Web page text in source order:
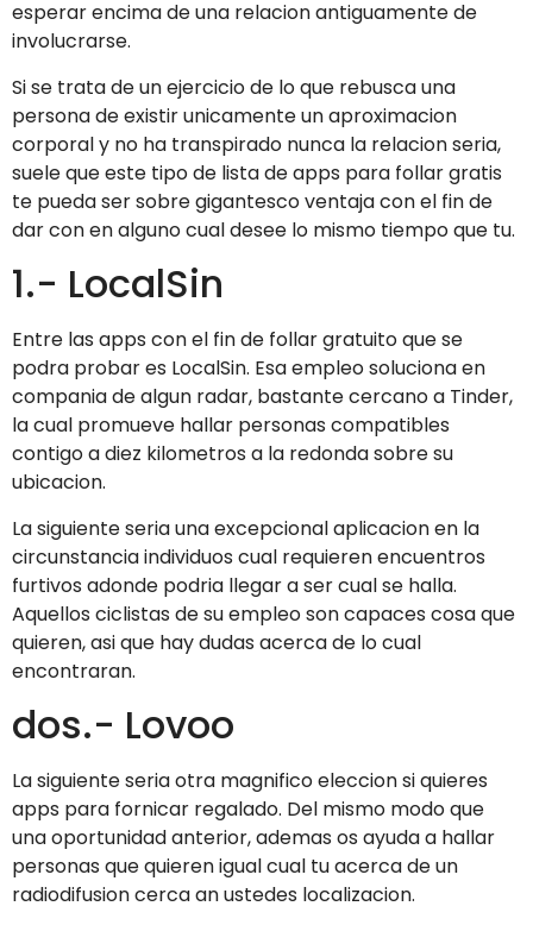
esperar encima de una relacion antiguamente de
involucrarse.
Si se trata de un ejercicio de lo que rebusca una
persona de existir unicamente un aproximacion
corporal y no ha transpirado nunca la relacion seria,
suele que este tipo de lista de apps para follar gratis
te pueda ser sobre gigantesco ventaja con el fin de
dar con en alguno cual desee lo mismo tiempo que tu.
1.- LocalSin
Entre las apps con el fin de follar gratuito que se
podra probar es LocalSin. Esa empleo soluciona en
compania de algun radar, bastante cercano a Tinder,
la cual promueve hallar personas compatibles
contigo a diez kilometros a la redonda sobre su
ubicacion.
La siguiente seria una excepcional aplicacion en la
circunstancia individuos cual requieren encuentros
furtivos adonde podri­a llegar a ser cual se halla.
Aquellos ciclistas de su empleo son capaces cosa que
quieren, asi que hay dudas acerca de lo cual
encontraran.
dos.- Lovoo
La siguiente seria otra magnifico eleccion si quieres
apps para fornicar regalado. Del mismo modo que
una oportunidad anterior, ademas os ayuda a hallar
personas que quieren igual cual tu acerca de un
radiodifusion cerca an ustedes localizacion.